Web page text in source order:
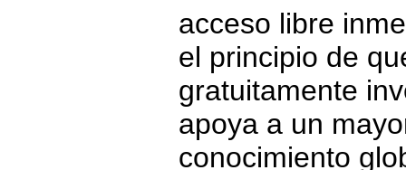
acceso libre
el principio de
gratuitamente
apoya a un
conocimiento